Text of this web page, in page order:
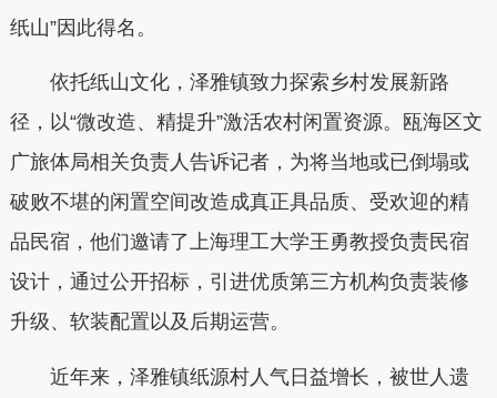
纸山”因此得名。
依托纸山文化，泽雅镇致力探索乡村发展新路
径，以“微改造、精提升”激活农村闲置资源。瓯海区文
广旅体局相关负责人告诉记者，为将当地或已倒塌或
破败不堪的闲置空间改造成真正具品质、受欢迎的精
品民宿，他们邀请了上海理工大学王勇教授负责民宿
设计，通过公开招标，引进优质第三方机构负责装修
升级、软装配置以及后期运营。
近年来，泽雅镇纸源村人气日益增长，被世人遗